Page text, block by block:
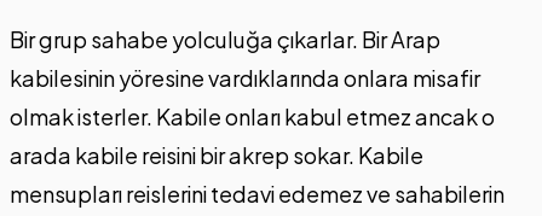
Bir grup sahabe yolculuğa çıkarlar. Bir Arap
kabilesinin yöresine vardıklarında onlara misafir
olmak isterler. Kabile onları kabul etmez ancak o
arada kabile reisini bir akrep sokar. Kabile
mensupları reislerini tedavi edemez ve sahabilerin